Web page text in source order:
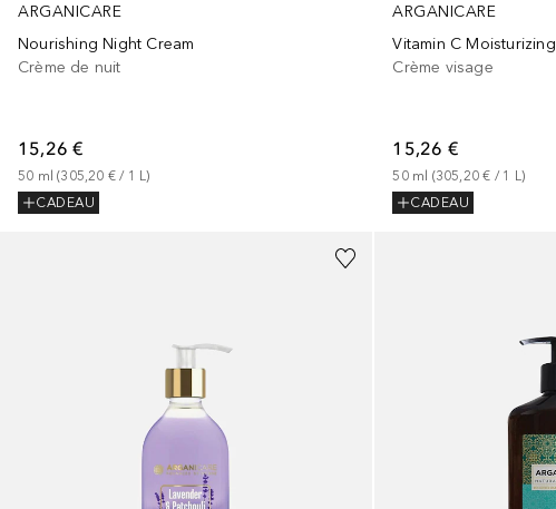
ARGANICARE
Nourishing Night Cream
Crème de nuit
15,26 €
50 ml (305,20 € / 1 L)
CADEAU
ARGANICARE
Vitamin C Moisturizing
Crème visage
15,26 €
50 ml (305,20 € / 1 L )
CADEAU